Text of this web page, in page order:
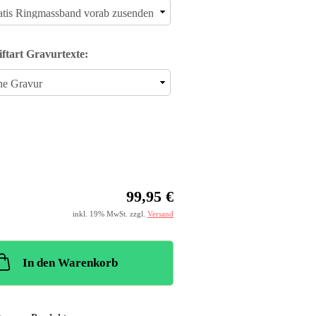
Gravurtexte:
99,95 €
inkl. 19% MwSt. zzgl. Versand
In den Warenkorb